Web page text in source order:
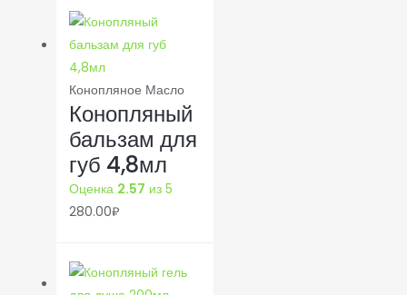
Конопляное Масло
Конопляный
бальзам для
губ 4,8мл
Оценка 2.57 из 5
280.00₽